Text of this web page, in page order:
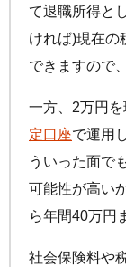
て退職所得と
ければ)現在の
できますので
一方、2万円
定口座で運用
ういった面で
可能性が高い
ら年間40万円
社会保険料や